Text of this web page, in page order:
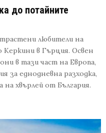
до потайните
любители на
в Гърция. Освен
в тази част на Европа,
за еднодневна разходка,
на хвърлей от България.